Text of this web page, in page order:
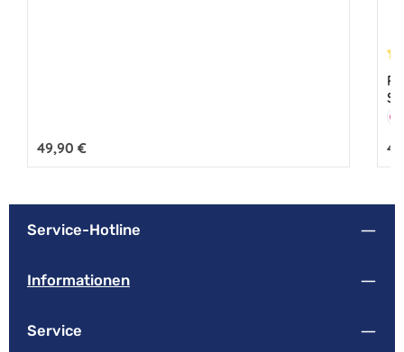
Regulärer Preis:
49,90 €
Service-Hotline
Informationen
Service